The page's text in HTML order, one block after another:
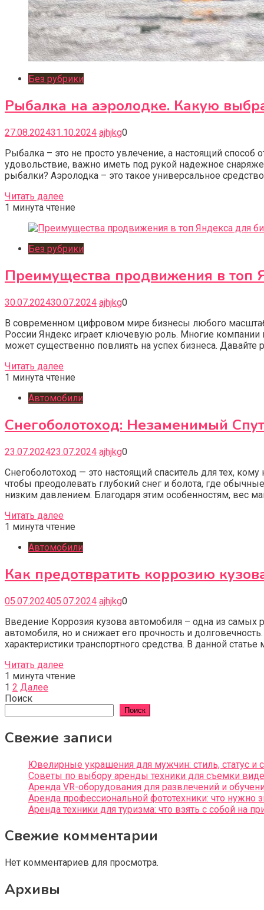
Без рубрики
Рыбалка на аэролодке. Какую
27.08.202431.10.2024 ajhjkg0
Рыбалка – это не просто увлечение, а настоящий
удовольствие, важно иметь под рукой надежное
рыбалки? Аэролодка – это такое универсальное
Читать далее
1 минута чтение
Без рубрики
Преимущества продвижения в топ
30.07.202430.07.2024 ajhjkg0
В современном цифровом мире бизнесы любого
России Яндекс играет ключевую роль. Многие
может существенно повлиять на успех бизнеса. Давайте
Читать далее
1 минута чтение
Автомобили
Снегоболотоход: Незаменимый
23.07.202423.07.2024 ajhjkg0
Снегоболотоход — это настоящий спаситель для тех,
чтобы преодолевать глубокий снег и болота, где
низким давлением. Благодаря этим особенностям, вес
Читать далее
1 минута чтение
Автомобили
Как предотвратить коррозию
05.07.202405.07.2024 ajhjkg0
Введение Коррозия кузова автомобиля – одна из
автомобиля, но и снижает его прочность и
характеристики транспортного средства. В данной
Читать далее
1 минута чтение
Пагинация
записей
1 2 Далее
Поиск
Поиск
Свежие записи
Ювелирные украшения для мужчин: стиль, статус
Советы по выбору аренды техники для съемки
Аренда VR-оборудования для развлечений и
Аренда профессиональной фототехники: что нужно
Аренда техники для туризма: что взять с собой на
Свежие комментарии
Нет комментариев для просмотра.
Архивы